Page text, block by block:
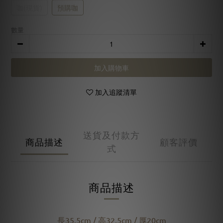
預購咖
加入購物車
加入追蹤清單
商品描述
送貨及付款方
式
顧客評價
商品描述
長35.5cm / 高32.5cm / 厚20cm